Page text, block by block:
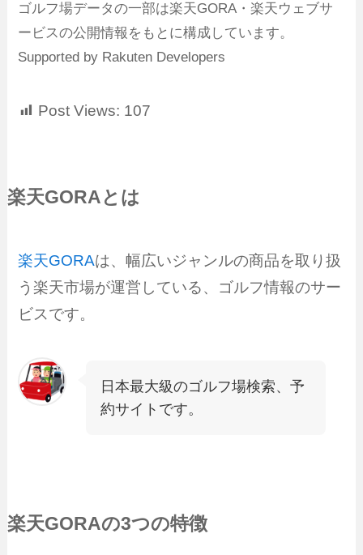
ゴルフ場データの一部は楽天GORA・楽天ウェブサ
ービスの公開情報をもとに構成しています。
Supported by Rakuten Developers
Post Views: 107
楽天GORAとは
楽天GORAは、幅広いジャンルの商品を取り扱
う楽天市場が運営している、ゴルフ情報のサー
ビスです。
日本最大級のゴルフ場検索、予
約サイトです。
楽天GORAの3つの特徴